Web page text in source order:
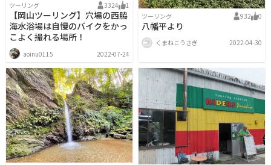
ツーリング 3324 1
【岡山ツーリング】穴場の西脇
海水浴場は自慢のバイクをかっ
こよく撮れる場所！
aoinu0115 2022-07-24
ツーリング 932 0
八幡平より
くまねこうさぎ 2022-04-30